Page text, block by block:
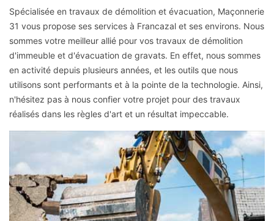
Spécialisée en travaux de démolition et évacuation, Maçonnerie
31 vous propose ses services à Francazal et ses environs. Nous
sommes votre meilleur allié pour vos travaux de démolition
d'immeuble et d'évacuation de gravats. En effet, nous sommes
en activité depuis plusieurs années, et les outils que nous
utilisons sont performants et à la pointe de la technologie. Ainsi,
n'hésitez pas à nous confier votre projet pour des travaux
réalisés dans les règles d'art et un résultat impeccable.